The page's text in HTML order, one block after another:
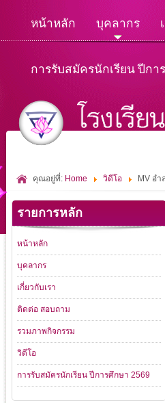
หน้าหลัก บุคลากร
การรับสมัครนักเรียน ปีกา
คุณอยู่ที่: Home วิดีโอ MV อ
รายการหลัก
หน้าหลัก
บุคลากร
เกี่ยวกับเรา
ติดต่อ สอบถาม
รวมภาพกิจกรรม
วิดีโอ
การรับสมัครนักเรียน ปีการศึกษา 2569